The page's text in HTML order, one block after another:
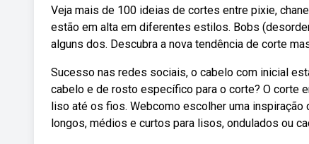
Veja mais de 100 ideias de cortes entre pixie,
estão em alta em diferentes estilos. Bobs
alguns dos. Descubra a nova tendência de corte
Sucesso nas redes sociais, o cabelo com inicial
cabelo e de rosto específico para o corte? O corte
liso até os fios. Webcomo escolher uma
longos, médios e curtos para lisos, ondulados ou